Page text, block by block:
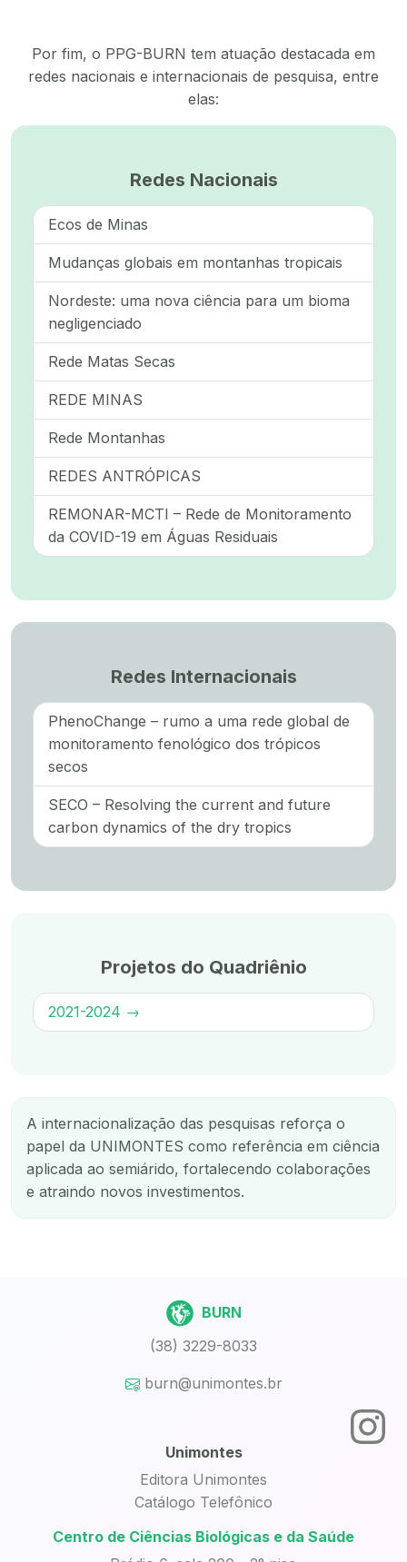
Por fim, o PPG-BURN tem atuação destacada em
redes nacionais e internacionais de pesquisa, entre
elas:
Redes Nacionais
Ecos de Minas
Mudanças globais em montanhas tropicais
Nordeste: uma nova ciência para um bioma
negligenciado
Rede Matas Secas
REDE MINAS
Rede Montanhas
REDES ANTRÓPICAS
REMONAR-MCTI – Rede de Monitoramento
da COVID-19 em Águas Residuais
Redes Internacionais
PhenoChange – rumo a uma rede global de
monitoramento fenológico dos trópicos
secos
SECO – Resolving the current and future
carbon dynamics of the dry tropics
Projetos do Quadriênio
2021-2024 →
A internacionalização das pesquisas reforça o
papel da UNIMONTES como referência em ciência
aplicada ao semiárido, fortalecendo colaborações
e atraindo novos investimentos.
Unimontes
Editora Unimontes
Catálogo Telefônico
Centro de Ciências Biológicas e da Saúde
BURN
(38) 3229-8033
burn@unimontes.br